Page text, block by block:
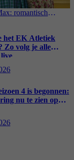
romantisch
het EK Atletiek
Zo volg je alle
4 is begonnen:
nu te zien op